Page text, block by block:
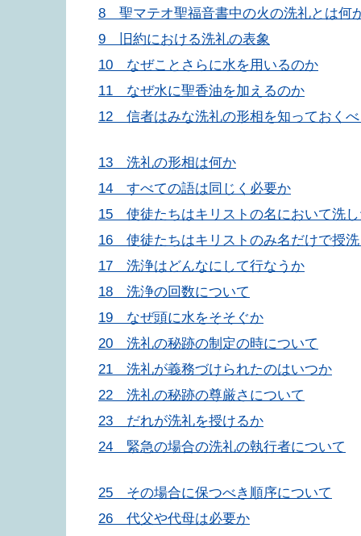
8 聖マテオ聖福音書中の火の洗礼とは何
9 旧約における洗礼の表象
10 なぜことさらに水を用いるのか
11 なぜ水に聖香油を加えるのか
12 信者はみな洗礼の形相を知っておくべ
13 洗礼の形相は何か
14 すべての語は同じく必要か
15 使徒たちはキリストの名において洗
16 使徒たちはキリストのみ名だけで授
17 洗浄はどんなにして行なうか
18 洗浄の回数について
19 なぜ頭に水をそそぐか
20 洗礼の秘跡の制定の時について
21 洗礼が義務づけられたのはいつか
22 洗礼の秘跡の尊厳さについて
23 だれが洗礼を授けるか
24 緊急の場合の洗礼の執行者について
25 その場合に保つべき順序について
26 代父や代母は必要か